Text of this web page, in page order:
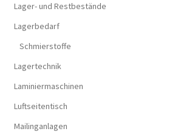
Lager- und Restbestände
Lagerbedarf
Schmierstoffe
Lagertechnik
Laminiermaschinen
Luftseitentisch
Mailinganlagen